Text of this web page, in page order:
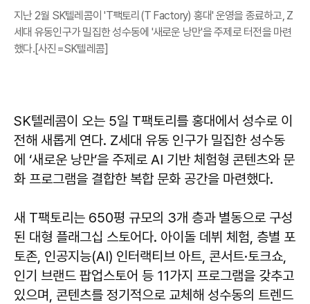
지난 2월 SK텔레콤이 'T팩토리(T Factory) 홍대' 운영을 종료하고, Z
세대 유동인구가 밀집한 성수동에 '새로운 낭만'을 주제로 터전을 마련
했다.[사진=SK텔레콤]
SK텔레콤이 오는 5일 T팩토리를 홍대에서 성수로 이
전해 새롭게 연다. Z세대 유동 인구가 밀집한 성수동
에 ‘새로운 낭만’을 주제로 AI 기반 체험형 콘텐츠와 문
화 프로그램을 결합한 복합 문화 공간을 마련했다.
새 T팩토리는 650평 규모의 3개 층과 별동으로 구성
된 대형 플래그십 스토어다. 아이돌 데뷔 체험, 층별 포
토존, 인공지능(AI) 인터랙티브 아트, 콘서트·토크쇼,
인기 브랜드 팝업스토어 등 11가지 프로그램을 갖추고
있으며, 콘텐츠를 정기적으로 교체해 성수동의 트렌드